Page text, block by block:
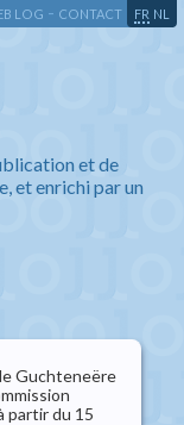
LOG - CONTACT FR NL
et de
et enrichi par un
Guchteneëre
partir du 15